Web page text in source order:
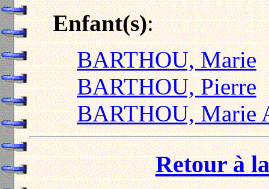
Enfant(s):
BARTHOU, Marie
BARTHOU, Pierre
BARTHOU, Marie
Retour à